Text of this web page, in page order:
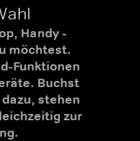
Handy -
möchtest.
Funktionen
Buchst
dazu, stehen
zur